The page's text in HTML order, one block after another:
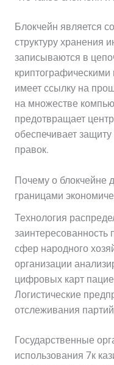
Блокчейн является
структуру хранения
записываются в
имеет ссылку на
на множестве
предотвращает
обеспечивает
правок.
Почему о блокчейне
границами
Технология
сфер народного
организации
цифровых карт
Логистические
отслеживания
Государственные
использования 7к